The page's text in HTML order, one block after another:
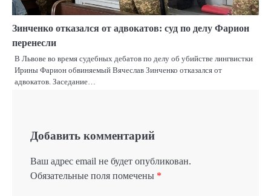
Зинченко отказался от адвокатов: суд по делу Фарион
перенесли
В Львове во время судебных дебатов по делу об убийстве лингвистки
Ирины Фарион обвиняемый Вячеслав Зинченко отказался от
адвокатов. Заседание…
Добавить комментарий
Ваш адрес email не будет опубликован.
Обязательные поля помечены *